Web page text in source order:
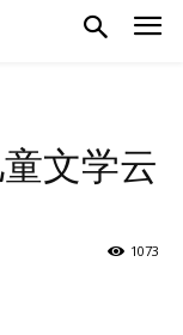
文学云
1073